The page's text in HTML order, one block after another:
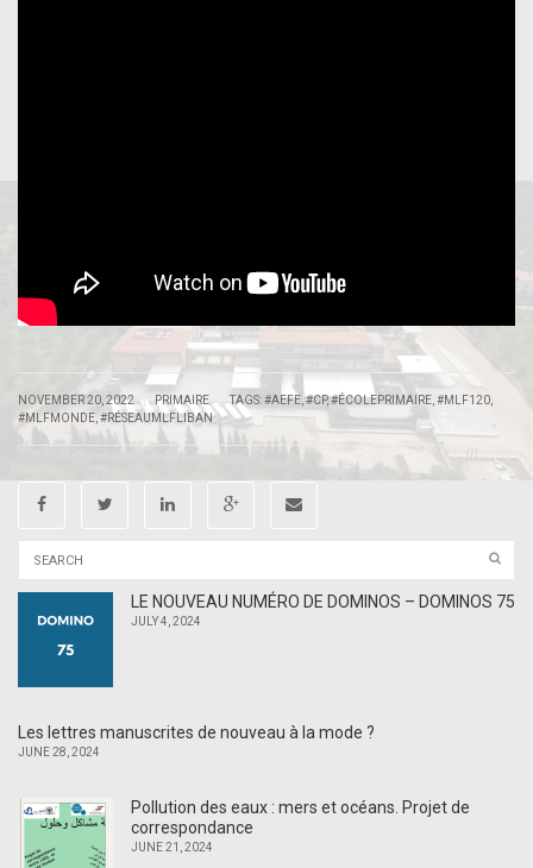
NOVEMBER 20, 2022 | PRIMAIRE TAGS:#AEFE,#CP,#ÉCOLEPRIMAIRE #MLF120
#MLFMONDE #RÉSEAUMLFLIBAN
LE NOUVEAU NUMÉRO DE DOMINOS – DOMINOS 75
JULY 4, 2024
Les lettres manuscrites de nouveau à la mode ?
JUNE 28, 2024
Pollution des eaux : mers et océans. Projet de
correspondance
JUNE 21, 2024